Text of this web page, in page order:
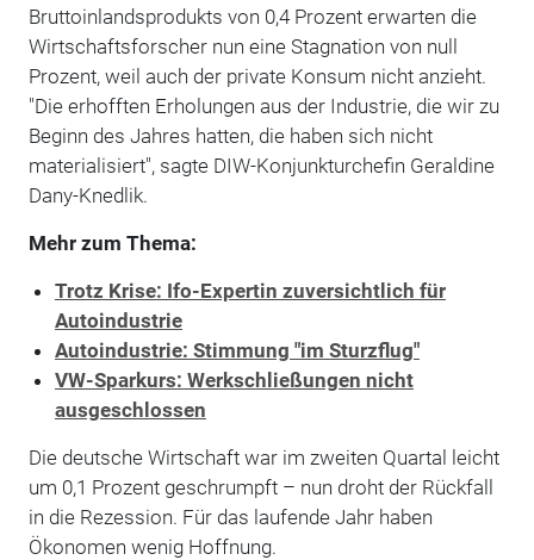
Bruttoinlandsprodukts von 0,4 Prozent erwarten die
Wirtschaftsforscher nun eine Stagnation von null
Prozent, weil auch der private Konsum nicht anzieht.
"Die erhofften Erholungen aus der Industrie, die wir zu
Beginn des Jahres hatten, die haben sich nicht
materialisiert", sagte DIW-Konjunkturchefin Geraldine
Dany-Knedlik.
Mehr zum Thema:
Trotz Krise: Ifo-Expertin zuversichtlich für
Autoindustrie
Autoindustrie: Stimmung "im Sturzflug"
VW-Sparkurs: Werkschließungen nicht
ausgeschlossen
Die deutsche Wirtschaft war im zweiten Quartal leicht
um 0,1 Prozent geschrumpft – nun droht der Rückfall
in die Rezession. Für das laufende Jahr haben
Ökonomen wenig Hoffnung.